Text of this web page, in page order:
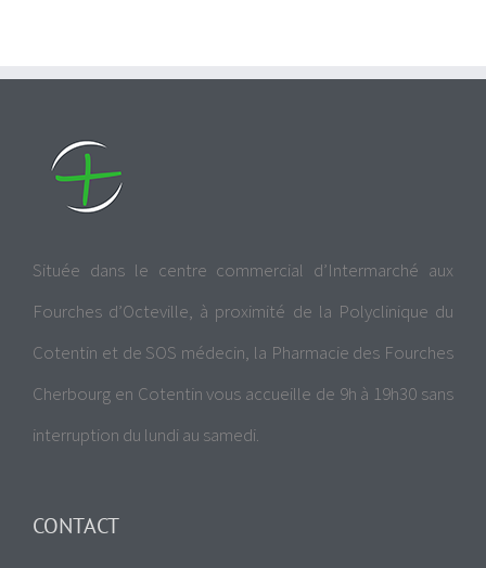
Située dans le centre commercial d’Intermarché aux
Fourches d’Octeville, à proximité de la Polyclinique du
Cotentin et de SOS médecin, la Pharmacie des Fourches
Cherbourg en Cotentin vous accueille de 9h à 19h30 sans
interruption du lundi au samedi.
CONTACT